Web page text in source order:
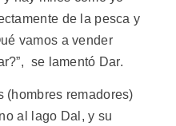
de la pesca y
vamos a vender
se lamentó Dar.
(hombres remadores)
al lago Dal, y su